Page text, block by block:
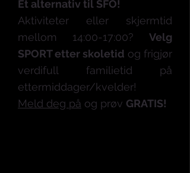
Et alternativ til SFO!
Aktiviteter eller skjermtid
mellom 14:00-17:00? Velg
SPORT etter skoletid og frigjør
verdifull familietid på
ettermiddager/kvelder!
Meld deg på og prøv GRATIS!